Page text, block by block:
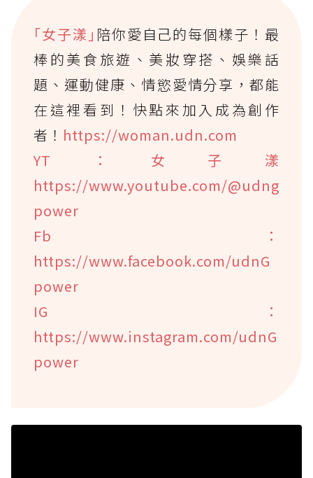
｢女子漾｣ 陪你愛自己的每個樣子！最
棒的美食旅遊、美妝穿搭、娛樂話
題、運動健康、情慾愛情分享，都能
在這裡看到！快點來加入成為創作
者！ https://woman.udn.com
YT：女子漾
https://www.youtube.com/@udng
power
Fb：
https://www.facebook.com/udnG
power
IG：
https://www.instagram.com/udnG
power